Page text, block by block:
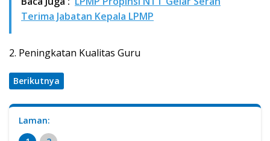
Terima Jabatan Kepala LPMP
2. Peningkatan Kualitas Guru
Berikutnya
Laman: